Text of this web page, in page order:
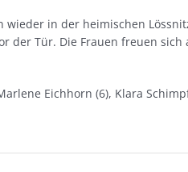
in der heimischen
der Tür. Die Frauen freuen
Eichhorn (6), Klara